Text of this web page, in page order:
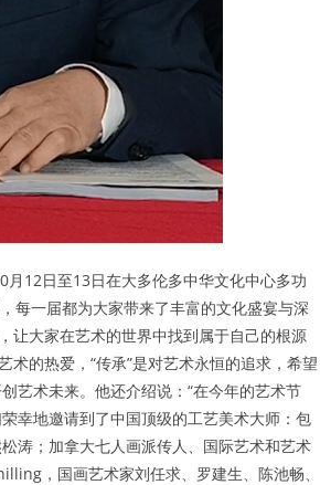
12日至13日在大多伦多中华文化中心多功
每一届都为大家带来了丰富的文化盛宴与深
让大家在艺术的世界中找到属于自己的根源
术的热爱，“传承”是对艺术永恒的追求，希望
艺术未来。他还介绍说：“在今年的艺术节
幸地邀请到了中国顶级的工艺美术大师：包
涛；加拿大七人画派传人、国际艺术和艺术
，国画艺术家刘任求、罗建生、陈池畅、